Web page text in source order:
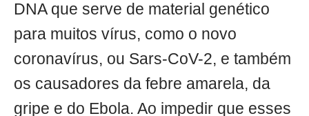
DNA que serve de material genético
para muitos vírus, como o novo
coronavírus, ou Sars-CoV-2, e também
os causadores da febre amarela, da
gripe e do Ebola. Ao impedir que esses